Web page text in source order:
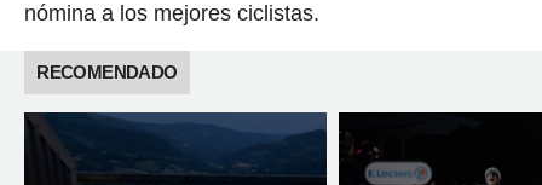
nómina a los mejores ciclistas.
RECOMENDADO